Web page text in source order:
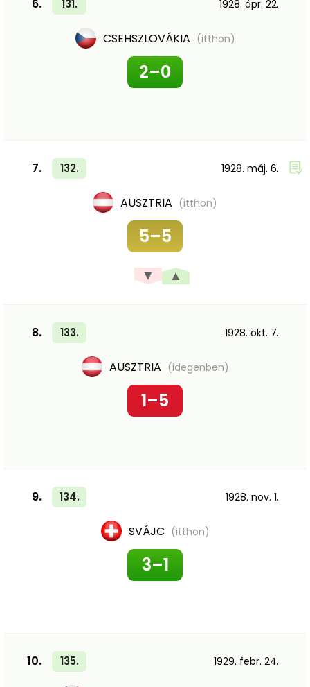
6. 131. 1928. ápr. 22.
CSEHSZLOVÁKIA (itthon)
2–0
7. 132. 1928. máj. 6.
AUSZTRIA (itthon)
5–5
▼ ▲
8. 133. 1928. okt. 7.
AUSZTRIA (idegenben)
1–5
9. 134. 1928. nov. 1.
SVÁJC (itthon)
3–1
10. 135. 1929. febr. 24.